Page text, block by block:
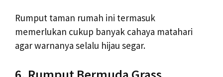
Rumput taman rumah ini termasuk
memerlukan cukup banyak cahaya matahari
agar warnanya selalu hijau segar.